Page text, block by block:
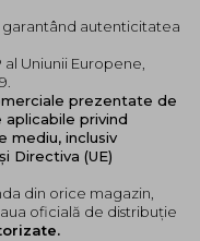
garantând autenticitatea
Uniunii Europene,
prezentate de
privind
mediu, inclusiv
Directiva (UE)
din orice magazin,
oficială de distribuție